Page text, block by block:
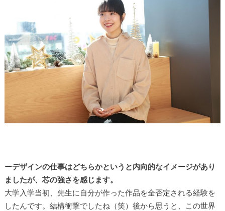
ーデザインの仕事はどちらかというと内向的なイメージがあり
ましたが、芯の強さを感じます。
大学入学当初、先生に自分が作った作品を全否定される経験を
したんです。結構衝撃でしたね（笑）後から思うと、この世界